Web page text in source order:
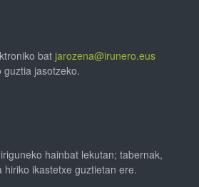
bat jarozena@irunero.eus
jasotzeko.
hainbat lekutan; tabernak,
ikastetxe guztietan ere.